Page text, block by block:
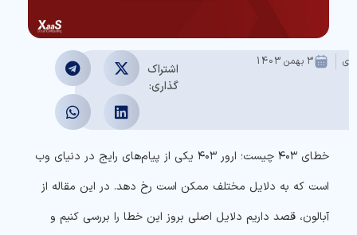
3 بهمن 1403
اشتراک
گذاری:
خطای ۴۰۳ چیست؛ ارور ۴۰۳ یکی از پیام‌های رایج در دنیای وب
است که به دلایل مختلف ممکن است رخ دهد. در این مقاله از
آبالون، قصد داریم دلایل اصلی بروز این خطا را بررسی کنیم و